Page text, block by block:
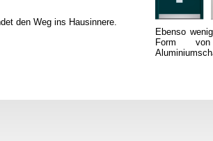
den Weg ins Hausinnere.
Ebenso
Form